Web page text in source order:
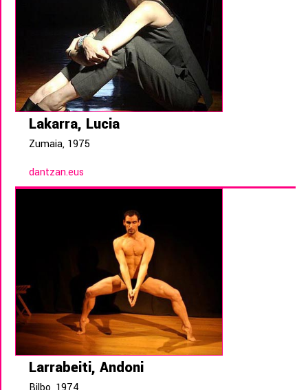
Lakarra, Lucia
Zumaia, 1975
dantzan.eus
Larrabeiti, Andoni